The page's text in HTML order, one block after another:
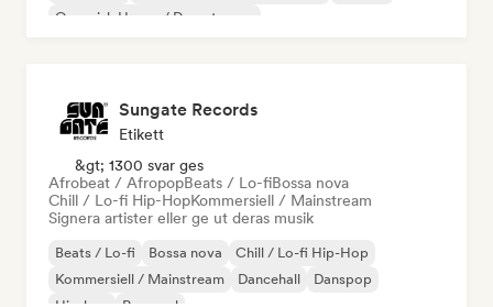
Organisk House / Downtempo
Sungate Records
Etikett
&gt; 1300 svar ges
Afrobeat / AfropopBeats / Lo-fiBossa nova
Chill / Lo-fi Hip-HopKommersiell / Mainstream
Signera artister eller ge ut deras musik
Beats / Lo-fi Bossa nova
Chill / Lo-fi Hip-Hop
Kommersiell / Mainstream
Dancehall
Danspop